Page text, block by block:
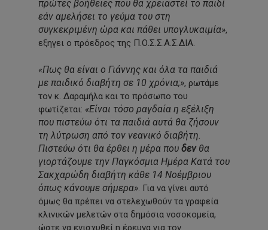
πρώτες βοήθειες που θα χρειαστεί το παιδί
εάν αμελήσει το γεύμα του στη
συγκεκριμένη ώρα και πάθει υπογλυκαιμία»,
εξηγει ο πρόεδρος της Π.Ο.Σ.Σ.Α.Σ.ΔΙΑ.
«Πως θα είναι ο Γιάννης και όλα τα παιδιά
με παιδικό διαβήτη σε 10 χρόνια;», ρωτάμε
τον κ. Δαραμήλα και το πρόσωπο του
φωτίζεται: «Είναι τόσο ραγδαία η εξέλιξη
που πιστεύω ότι τα παιδιά αυτά θα ζήσουν
τη λύτρωση από τον νεανικό διαβήτη.
Πιστεύω ότι θα έρθει η μέρα που δεν θα
γιορτάζουμε την Παγκόσμια Ημέρα Κατά του
Σακχαρώδη διαβήτη κάθε 14 Νοέμβριου
όπως κάνουμε σήμερα» . Για να γίνει αυτό
όμως θα πρέπει να στελεχωθούν τα γραφεία
κλινικών μελετών στα δημόσια νοσοκομεία,
ώστε να ενισχυθεί η έρευνα για τον